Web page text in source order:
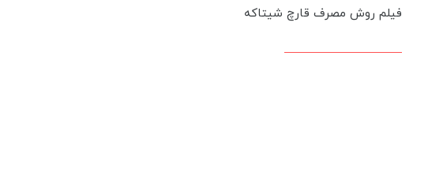
فیلم روش مصرف قارچ شیتاکه